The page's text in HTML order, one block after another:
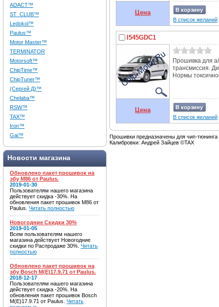
ADACT™
ST_CLUB™
Ledokol™
Paulus™
Motor Master™
TERMINATOR
Motorsoft™
ChipTime™
ChipTuner™
(Сергей Д)™
Chelaba™
RSW™
TAX™
Iron™
Gai™
Новости магазина
Обновлено пакет прошивок на
эбу M86 от Paulus.
2019-01-30
Пользователям нашего магазина
действует скидка -30%. На
обновления пакет прошивок M86 от
Paulus. Читать полностью
Новогодние Скидки 30%
2019-01-05
Всем пользователям нашего
магазина действует Новогодние
скидки по Распродаже 30%. Читать
полностью
Обновлено пакет прошивок на
эбу Bosch M(E)17.9.71 от Paulus.
2018-12-17
Пользователям нашего магазина
действует скидка -20%. На
обновления пакет прошивок Bosch
M(E)17.9.71 от Paulus. Читать
Цена
В корзину
В список желаний
I545GDC1
Прошивка для
трансмиссия.
Нормы
Цена
В корзину
В список желаний
Прошивки предназначены для чип-
Калибровки: Андрей Зайцев ©TAX